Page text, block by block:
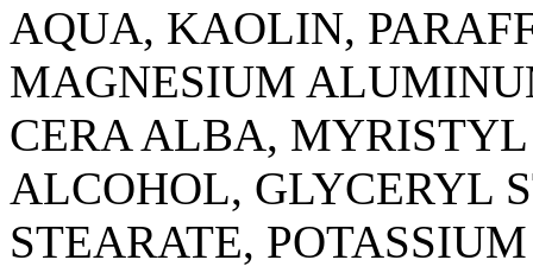
AQUA, KAOLIN,
MAGNESIUM
CERA ALBA,
ALCOHOL, GLYCERYL
STEARATE,